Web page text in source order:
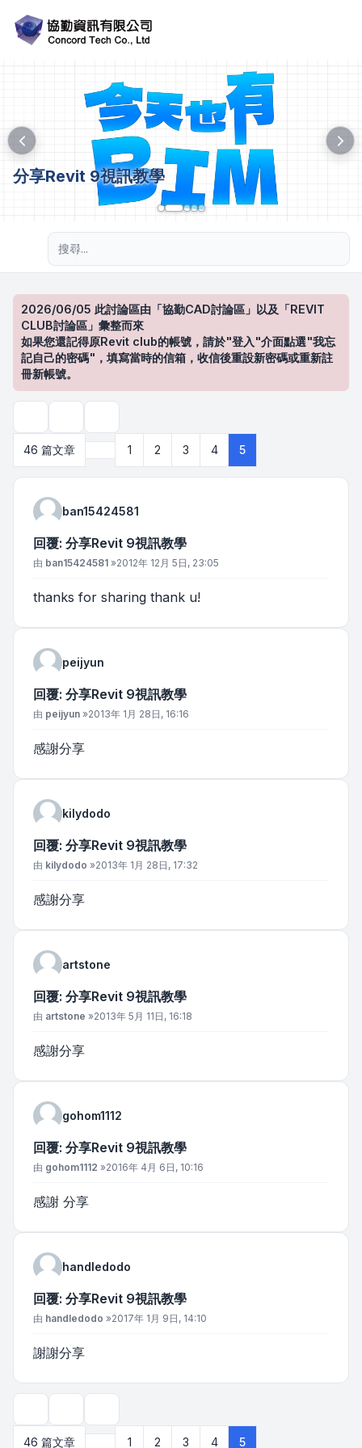
分享Revit 9視訊教學
2026/06/05 此討論區由「協勤CAD討論區」以及「REVIT
CLUB討論區」彙整而來
如果您還記得原Revit club的帳號，請於"登入"介面點選"我忘
記自己的密碼"，填寫當時的信箱，收信後重設新密碼或重新註
冊新帳號。
46 篇文章
上一頁1 2 3 4 5
ban15424581
回覆: 分享Revit 9視訊教學
文章
由 ban15424581 »2012年 12月 5日, 23:05
thanks for sharing thank u!
peijyun
回覆: 分享Revit 9視訊教學
文章
由 peijyun »2013年 1月 28日, 16:16
感謝分享
kilydodo
回覆: 分享Revit 9視訊教學
文章
由 kilydodo »2013年 1月 28日, 17:32
感謝分享
artstone
回覆: 分享Revit 9視訊教學
文章
由 artstone »2013年 5月 11日, 16:18
感謝分享
gohom1112
回覆: 分享Revit 9視訊教學
文章
由 gohom1112 »2016年 4月 6日, 10:16
感謝 分享
handledodo
回覆: 分享Revit 9視訊教學
文章
由 handledodo »2017年 1月 9日, 14:10
謝謝分享
46 篇文章
上一頁1 2 3 4 5